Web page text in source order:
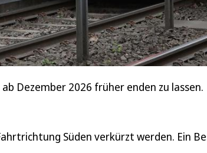
Dezember 2026 früher enden zu lassen.
Süden verkürzt werden. Ein